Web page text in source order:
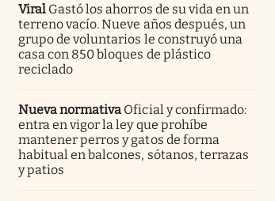
Viral Gastó los ahorros de su vida en un
terreno vacío. Nueve años después, un
grupo de voluntarios le construyó una
casa con 850 bloques de plástico
reciclado
Nueva normativa Oficial y confirmado:
entra en vigor la ley que prohíbe
mantener perros y gatos de forma
habitual en balcones, sótanos, terrazas
y patios